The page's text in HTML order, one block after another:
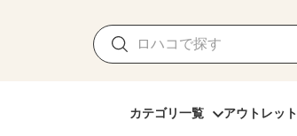
カテゴリ一覧 アウトレット